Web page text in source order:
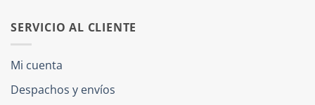
SERVICIO AL CLIENTE
Mi cuenta
Despachos y envíos